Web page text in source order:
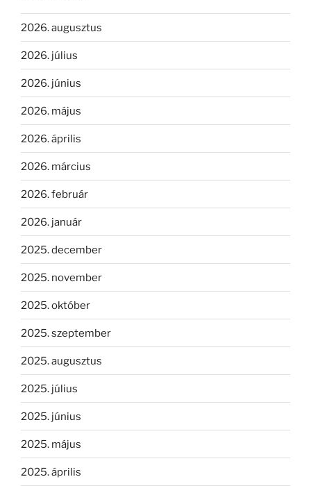
2026. augusztus
2026. július
2026. június
2026. május
2026. április
2026. március
2026. február
2026. január
2025. december
2025. november
2025. október
2025. szeptember
2025. augusztus
2025. július
2025. június
2025. május
2025. április